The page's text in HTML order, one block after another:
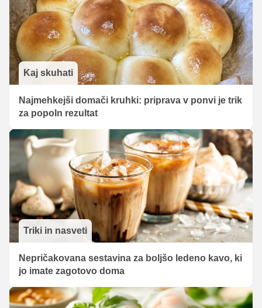
Kaj skuhati
Najmehkejši domači kruhki: priprava v ponvi je trik
za popoln rezultat
Triki in nasveti
Nepričakovana sestavina za boljšo ledeno kavo, ki
jo imate zagotovo doma